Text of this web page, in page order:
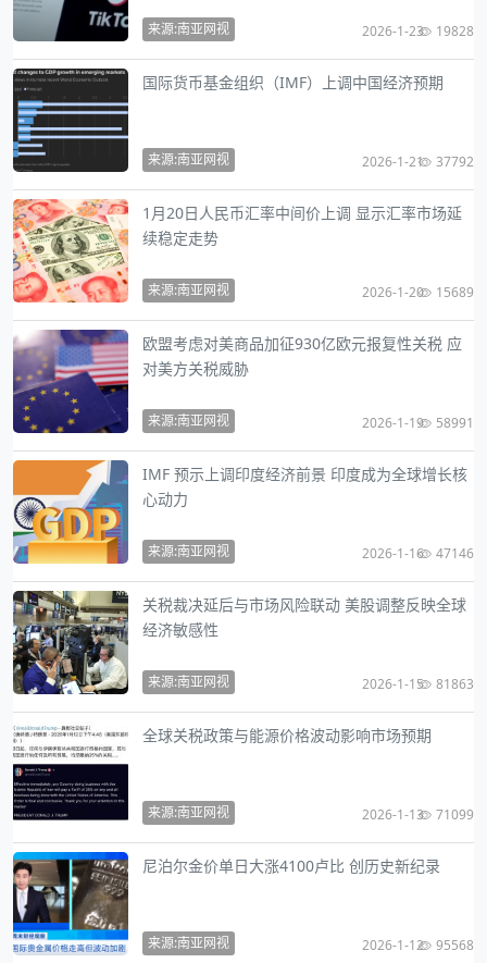
来源:南亚网视 2026-1-23 19828
国际货币基金组织（IMF）上调中国经济预期
来源:南亚网视 2026-1-21 37792
1月20日人民币汇率中间价上调 显示汇率市场延
续稳定走势
来源:南亚网视 2026-1-20 15689
欧盟考虑对美商品加征930亿欧元报复性关税 应
对美方关税威胁
来源:南亚网视 2026-1-19 58991
IMF 预示上调印度经济前景 印度成为全球增长核
心动力
来源:南亚网视 2026-1-16 47146
关税裁决延后与市场风险联动 美股调整反映全球
经济敏感性
来源:南亚网视 2026-1-15 81863
全球关税政策与能源价格波动影响市场预期
来源:南亚网视 2026-1-13 71099
尼泊尔金价单日大涨4100卢比 创历史新纪录
来源:南亚网视 2026-1-12 95568